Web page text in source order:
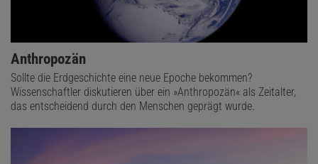
Anthropozän
Sollte die Erdgeschichte eine neue Epoche bekommen?
Wissenschaftler diskutieren über ein »Anthropozän« als Zeitalter,
das entscheidend durch den Menschen geprägt wurde.